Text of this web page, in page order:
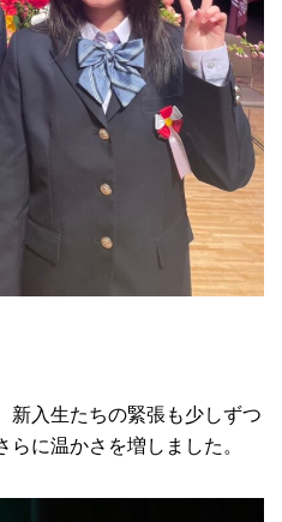
新入生たちの緊張も少しずつ
に温かさを増しました。